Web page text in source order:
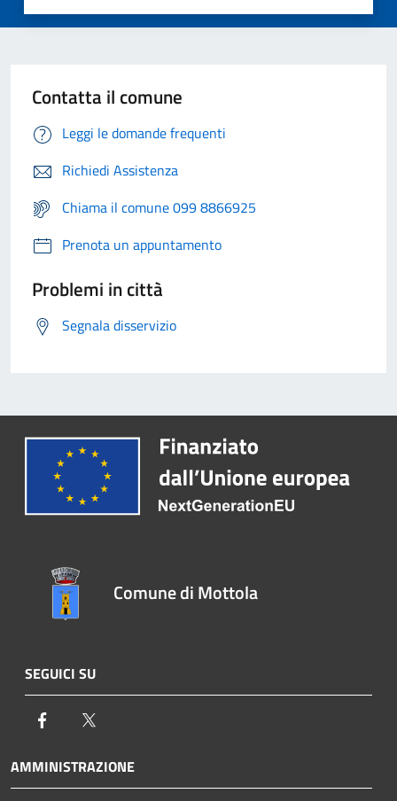
Contatta il comune
Leggi le domande frequenti
Richiedi Assistenza
Chiama il comune 099 8866925
Prenota un appuntamento
Problemi in città
Segnala disservizio
Comune di Mottola
SEGUICI SU
Facebook
AMMINISTRAZIONE